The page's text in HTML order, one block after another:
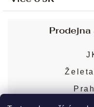
Sjednání osobní
Obchodní
Puncovní značky
Blog